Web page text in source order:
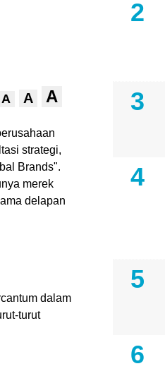
A A A
strategi,
Brands".
merek
delapan
dalam
turut